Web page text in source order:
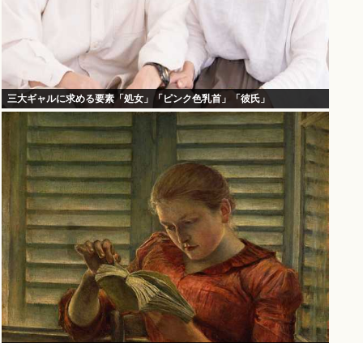
三大ギャルに求める要素「処女」「ピンク色乳首」「彼氏」